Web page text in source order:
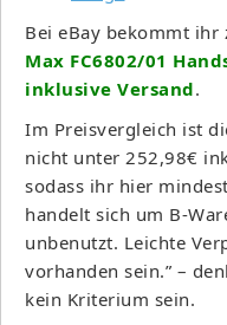
Bei eBay bekommt ihr
Max FC6802/01
inklusive Versand.
Im Preisvergleich ist
nicht unter 252,98€
sodass ihr hier
handelt sich um B-
unbenutzt. Leichte
vorhanden sein.” –
kein Kriterium sein.